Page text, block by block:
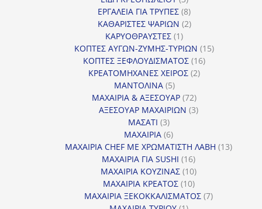
προϊόντα
ΕΡΓΑΛΕΙΑ ΓΙΑ ΤΡΥΠΕΣ 88
προϊόντα
ΚΑΘΑΡΙΣΤΕΣ ΨΑΡΙΩΝ 22
ΚΑΡΥΟΘΡΑΥΣΤΕΣ 11
προϊόν
ΚΟΠΤΕΣ ΑΥΓΩΝ-ΖΥΜΗΣ-ΤΥΡΙΩΝ 1515
ΚΟΠΤΕΣ ΞΕΦΛΟΥΔΙΣΜΑΤΟΣ 1616
ΚΡΕΑΤΟΜΗΧΑΝΕΣ ΧΕΙΡΟΣ 22
ΜΑΝΤΟΛΙΝΑ 55
προϊόντα
ΜΑΧΑΙΡΙΑ & ΑΞΕΣΟΥΑΡ 7272
προϊόντα
ΑΞΕΣΟΥΑΡ ΜΑΧΑΙΡΙΩΝ 33
ΜΑΣΑΤΙ 33
προϊόντα
ΜΑΧΑΙΡΙΑ 66
προϊόντα
ΜΑΧΑΙΡΙΑ CHEF ΜΕ ΧΡΩΜΑΤΙΣΤΗ ΛΑΒΗ 1313
ΜΑΧΑΙΡΙΑ ΓΙΑ SUSHI 1616
προϊόντα
ΜΑΧΑΙΡΙΑ ΚΟΥΖΙΝΑΣ 1010
προϊόντα
ΜΑΧΑΙΡΙΑ ΚΡΕΑΤΟΣ 1010
προϊόντα
ΜΑΧΑΙΡΙΑ ΞΕΚΟΚΚΑΛΙΣΜΑΤΟΣ 77